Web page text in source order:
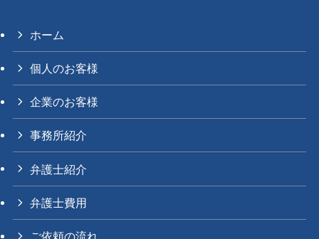
ホーム
個人のお客様
企業のお客様
事務所紹介
弁護士紹介
弁護士費用
ご依頼の流れ